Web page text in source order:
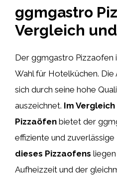
ggmgastro
Vergleich
Der ggmgastro Pizzaofen
Wahl für Hotelküchen. Die
sich durch seine hohe
auszeichnet. Im
Pizzaöfen bietet der
effiziente und zuverlässige
dieses Pizzaofens
Aufheizzeit und der